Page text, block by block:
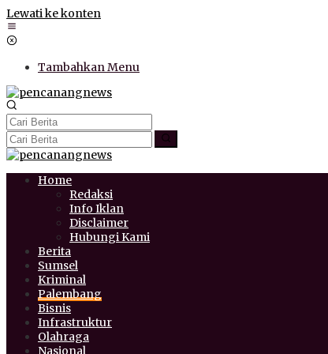
Lewati ke konten
Tambahkan Menu
Home
Redaksi
Info Iklan
Disclaimer
Hubungi Kami
Berita
Sumsel
Kriminal
Palembang
Bisnis
Infrastruktur
Olahraga
Nasional